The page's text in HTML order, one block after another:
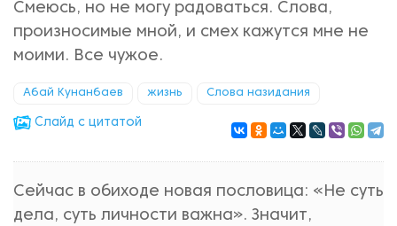
Смеюсь, но не могу радоваться. Слова,
произносимые мной, и смех кажутся мне не
моими. Все чужое.
Абай Кунанбаев жизнь Слова назидания
Cлайд с цитатой
Сейчас в обиходе новая пословица: «Не суть
дела, суть личности важна». Значит,